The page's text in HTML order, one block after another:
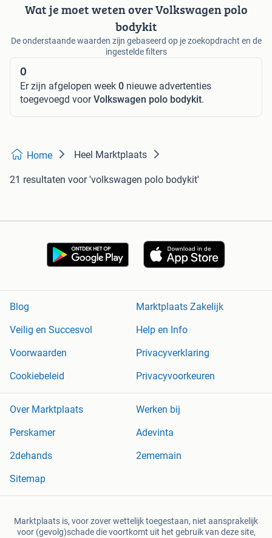
Wat je moet weten over Volkswagen polo
bodykit
De onderstaande waarden zijn gebaseerd op je zoekopdracht en de
ingestelde filters
0
Er zijn afgelopen week 0 nieuwe advertenties
toegevoegd voorVolkswagen polo bodykit.
Home Heel Marktplaats
21 resultaten voor 'volkswagen polo bodykit'
Blog
Marktplaats Zakelijk
Veilig en Succesvol
Help en Info
Voorwaarden
Privacyverklaring
Cookiebeleid
Privacyvoorkeuren
Over Marktplaats
Werken bij
Perskamer
Adevinta
2dehands
2ememain
Sitemap
Marktplaats is, voor zover wettelijk toegestaan, niet aansprakelijk
voor (gevolg)schade die voortkomt uit het gebruik van deze site,